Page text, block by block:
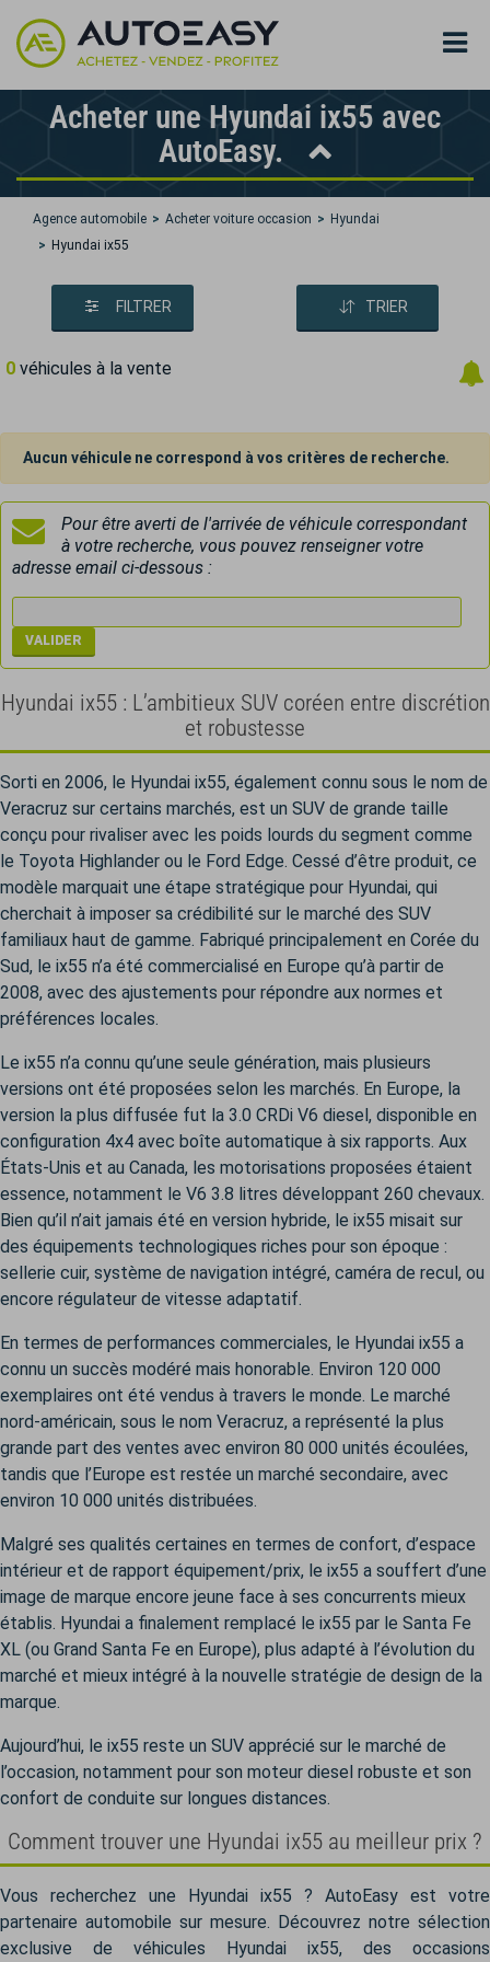
Acheter une Hyundai ix55 avec
AutoEasy.
Agence automobile Acheter voiture occasion
Hyundai
Hyundai ix55
FILTRER TRIER
0 véhicules à la vente
Aucun véhicule ne correspond à vos critères de recherche.
Pour être averti de l'arrivée de véhicule correspondant
à votre recherche, vous pouvez renseigner votre
adresse email ci-dessous :
Hyundai ix55 : L’ambitieux SUV coréen entre discrétion
et robustesse
Sorti en 2006, le Hyundai ix55, également connu sous le nom de
Veracruz sur certains marchés, est un SUV de grande taille
conçu pour rivaliser avec les poids lourds du segment comme
le Toyota Highlander ou le Ford Edge. Cessé d’être produit, ce
modèle marquait une étape stratégique pour Hyundai, qui
cherchait à imposer sa crédibilité sur le marché des SUV
familiaux haut de gamme. Fabriqué principalement en Corée du
Sud, le ix55 n’a été commercialisé en Europe qu’à partir de
2008, avec des ajustements pour répondre aux normes et
préférences locales.
Le ix55 n’a connu qu’une seule génération, mais plusieurs
versions ont été proposées selon les marchés. En Europe, la
version la plus diffusée fut la 3.0 CRDi V6 diesel, disponible en
configuration 4x4 avec boîte automatique à six rapports. Aux
États-Unis et au Canada, les motorisations proposées étaient
essence, notamment le V6 3.8 litres développant 260 chevaux.
Bien qu’il n’ait jamais été en version hybride, le ix55 misait sur
des équipements technologiques riches pour son époque :
sellerie cuir, système de navigation intégré, caméra de recul, ou
encore régulateur de vitesse adaptatif.
En termes de performances commerciales, le Hyundai ix55 a
connu un succès modéré mais honorable. Environ 120 000
exemplaires ont été vendus à travers le monde. Le marché
nord-américain, sous le nom Veracruz, a représenté la plus
grande part des ventes avec environ 80 000 unités écoulées,
tandis que l’Europe est restée un marché secondaire, avec
environ 10 000 unités distribuées.
Malgré ses qualités certaines en termes de confort, d’espace
intérieur et de rapport équipement/prix, le ix55 a souffert d’une
image de marque encore jeune face à ses concurrents mieux
établis. Hyundai a finalement remplacé le ix55 par le Santa Fe
XL (ou Grand Santa Fe en Europe), plus adapté à l’évolution du
marché et mieux intégré à la nouvelle stratégie de design de la
marque.
Aujourd’hui, le ix55 reste un SUV apprécié sur le marché de
l’occasion, notamment pour son moteur diesel robuste et son
confort de conduite sur longues distances.
Comment trouver une Hyundai ix55 au meilleur prix ?
Vous recherchez une Hyundai ix55 ? AutoEasy est votre
partenaire automobile sur mesure. Découvrez notre sélection
exclusive de véhicules Hyundai ix55, des occasions